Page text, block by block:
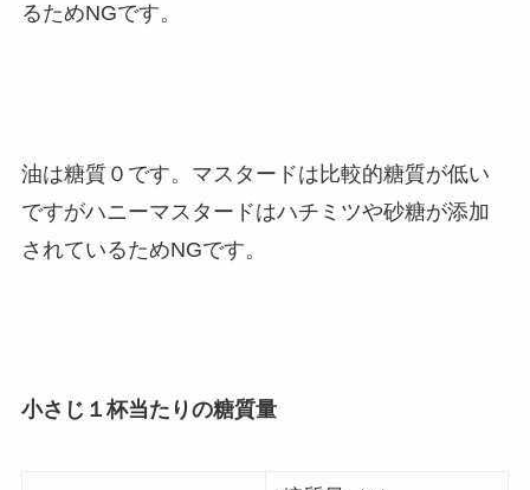
るためNGです。
油は糖質０です。マスタードは比較的糖質が低い
ですがハニーマスタードはハチミツや砂糖が添加
されているためNGです。
小さじ１杯当たりの糖質量